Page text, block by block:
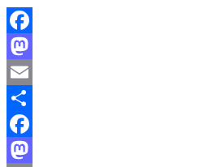
Facebook
Mastodon
Email
Compartir
Facebook